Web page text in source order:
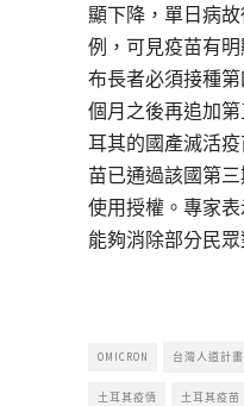
顯下降，單日病
例，可見疫苗有
布長者必須接種
個月之後再追加
耳其的國產滅活
苗已通過該國第
使用授權。專家
能夠消除部分民
OMICRON 台灣人道計畫
土耳其疫情 土耳其疫苗